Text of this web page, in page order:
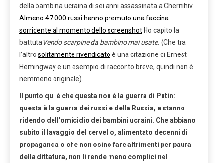
della bambina ucraina di sei anni assassinata a Chernihiv.
Almeno 47.000 russi hanno premuto una faccina
sorridente al momento dello screenshotHo capito la
battutaVendo scarpine da bambino mai usate. (Che tra
l’altro solitamente rivendicato è una citazione di Ernest
Hemingway e un esempio di racconto breve, quindi non è
nemmeno originale).
Il punto qui è che questa non è la guerra di Putin:
questa è la guerra dei russi e della Russia, e stanno
ridendo dell’omicidio dei bambini ucraini. Che abbiano
subito il lavaggio del cervello, alimentato decenni di
propaganda o che non osino fare altrimenti per paura
della dittatura, non li rende meno complici nel